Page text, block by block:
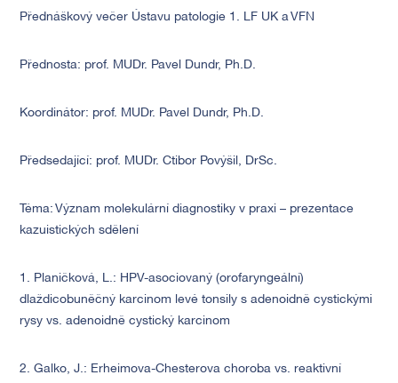
Přednáškový večer Ústavu patologie 1. LF UK a VFN
Přednosta: prof. MUDr. Pavel Dundr, Ph.D.
Koordinátor: prof. MUDr. Pavel Dundr, Ph.D.
Předsedající: prof. MUDr. Ctibor Povýšil, DrSc.
Téma: Význam molekulární diagnostiky v praxi – prezentace
kazuistických sdělení
1. Planičková, L.: HPV-asociovaný (orofaryngeální)
dlaždicobuněčný karcinom levé tonsily s adenoidně cystickými
rysy vs. adenoidně cystický karcinom
2. Galko, J.: Erheimova-Chesterova choroba vs. reaktivní